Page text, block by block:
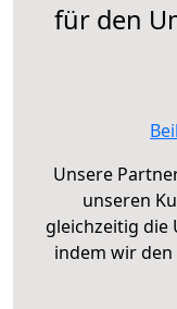
für den
Unsere
unseren
gleichzeitig die
indem wir